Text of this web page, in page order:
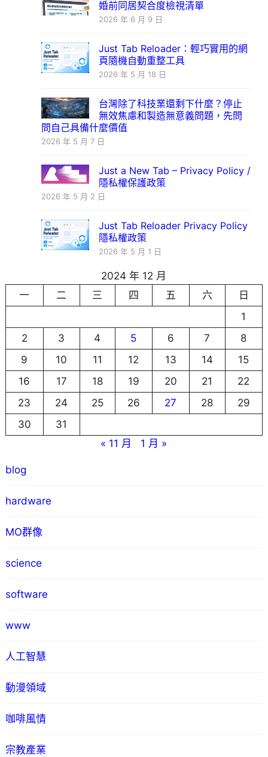
婚前同居契合度檢視清單
2026 年 6 月 9 日
Just Tab Reloader：輕巧實用的網
頁隨機自動重整工具
2026 年 5 月 18 日
台灣除了科技業還剩下什麼？停止
無效焦慮和製造無意義問題，先問
問自己具備什麼價值
2026 年 5 月 7 日
Just a New Tab – Privacy Policy /
隱私權保護政策
2026 年 5 月 2 日
Just Tab Reloader Privacy Policy
隱私權政策
2026 年 5 月 1 日
2024 年 12 月
一
二 三 四 五 六
日
1
2
3 4 5 6 7
8
9
10 11 12 13 14
15
16
17 18 19 20 21
22
23
24 25 26 27 28
29
30
31
« 11 月
1 月 »
blog
hardware
MO群像
science
software
www
人工智慧
動漫領域
咖啡風情
宗教產業